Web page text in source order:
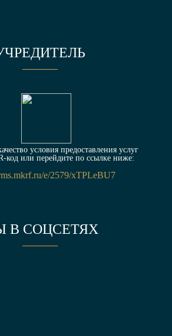
условия предоставления услуг
код или перейдите по ссылке ниже:
e/2579/xTPLeBU7
В СОЦСЕТЯХ